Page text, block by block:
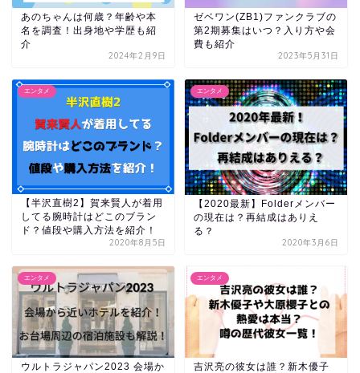
あのちゃんは何歳？年齢や本
名を調査！出身地や学歴も紹
介
2024年2月9日
ゼベワン(ZB1)ファンクラブの
第2期募集はいつ？入り方や会
費も紹介
2023年5月31日
エンタメ
【半沢直樹2】賀来賢人が着用
してる腕時計はどこのブラン
ド？値段や購入方法を紹介！
2020年8月5日
エンタメ
【2020最新】Folderメンバー
の現在は？再結成はありえ
る？
2020年3月6日
エンタメ
ウルトラジャパン2023 会場か
エンタメ
吉沢亮の彼女は誰？新木優子